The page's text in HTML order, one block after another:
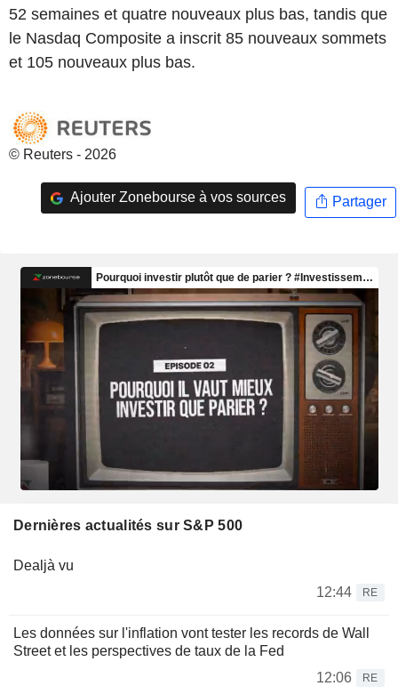
52 semaines et quatre nouveaux plus bas, tandis que
le Nasdaq Composite a inscrit 85 nouveaux sommets
et 105 nouveaux plus bas.
© Reuters - 2026
Ajouter Zonebourse à vos sources Partager
Dernières actualités sur S&P 500
Dealjà vu
12:44
RE
Les données sur l'inflation vont tester les records de Wall
Street et les perspectives de taux de la Fed
12:06
RE